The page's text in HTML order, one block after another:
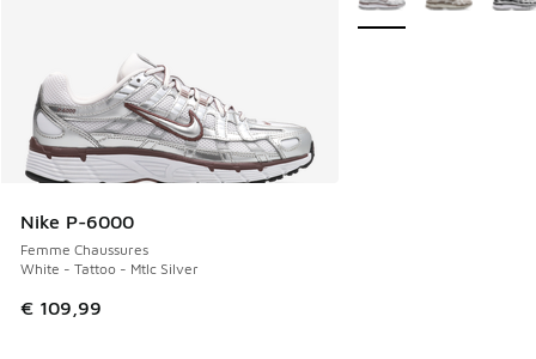
Nike P-6000
Femme Chaussures
White - Tattoo - Mtlc Silver
€ 109,99